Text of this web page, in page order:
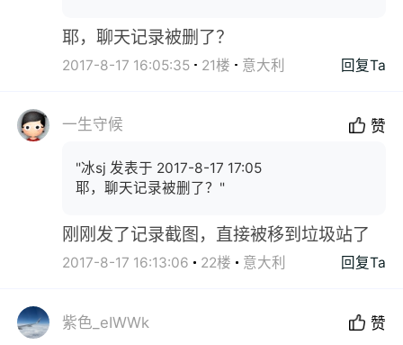
耶，聊天记录被删了？
2017-8-17 16:05:35 21楼 意大利 回复Ta
一生守候 赞
"冰sj 发表于 2017-8-17 17:05
耶，聊天记录被删了？"
刚刚发了记录截图，直接被移到垃圾站了
2017-8-17 16:13:06 22楼 意大利 回复Ta
紫色_eIWWk 赞